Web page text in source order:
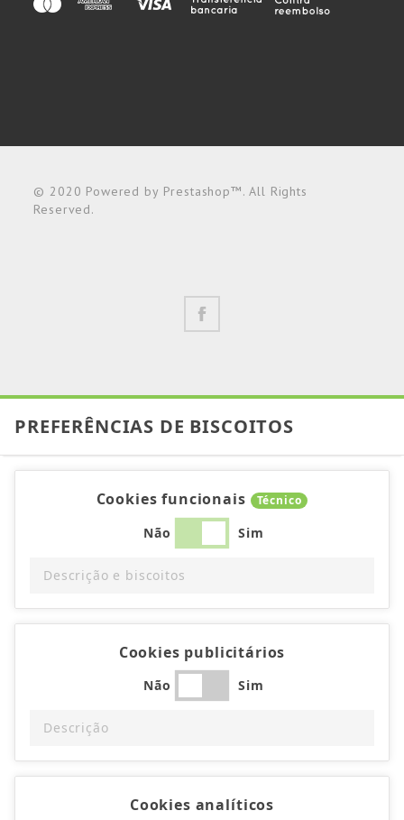
© 2020 Powered by Prestashop™. All Rights
Reserved.
PREFERÊNCIAS DE BISCOITOS
Cookies funcionais Técnico
Não Sim
Descrição e biscoitos
Cookies publicitários
Não Sim
Descrição
Cookies analíticos